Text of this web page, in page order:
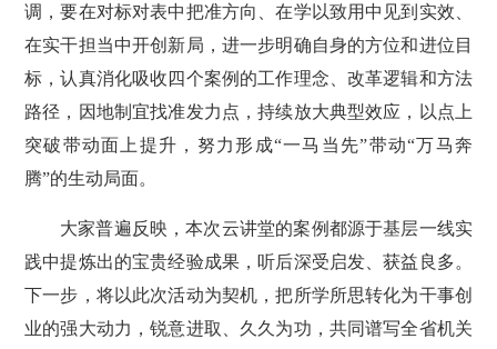
调，要在对标对表中把准方向、在学以致用中见到实效、
在实干担当中开创新局，进一步明确自身的方位和进位目
标，认真消化吸收四个案例的工作理念、改革逻辑和方法
路径，因地制宜找准发力点，持续放大典型效应，以点上
突破带动面上提升，努力形成“一马当先”带动“万马奔
腾”的生动局面。
大家普遍反映，本次云讲堂的案例都源于基层一线实
践中提炼出的宝贵经验成果，听后深受启发、获益良多。
下一步，将以此次活动为契机，把所学所思转化为干事创
业的强大动力，锐意进取、久久为功，共同谱写全省机关